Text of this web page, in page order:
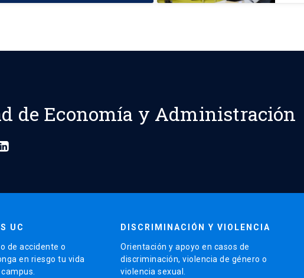
de Economía y Administración
UC
de accidente o
en riesgo tu vida
DISCRIMINACIÓN Y VIOLENCIA
Orientación y apoyo en casos de
discriminación, violencia de género o
violencia sexual.